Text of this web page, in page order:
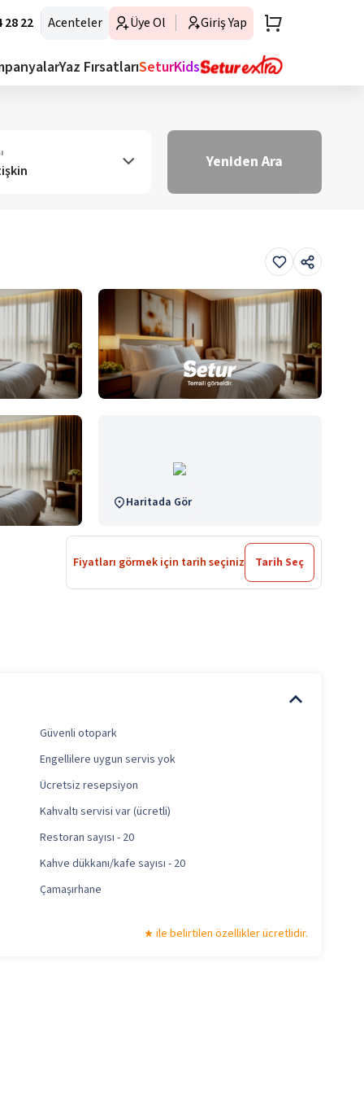
28 22 Acenteler Üye Ol Giriş Yap
Yaz FırsatlarıSeturKids
Yeniden Ara
Haritada Gör
Fiyatları görmek için tarih seçiniz Tarih Seç
Güvenli otopark
Engellilere uygun servis yok
Ücretsiz resepsiyon
Kahvaltı servisi var (ücretli)
Restoran sayısı - 20
Kahve dükkanı/kafe sayısı - 20
Çamaşırhane
ile belirtilen özellikler ücretlidir.